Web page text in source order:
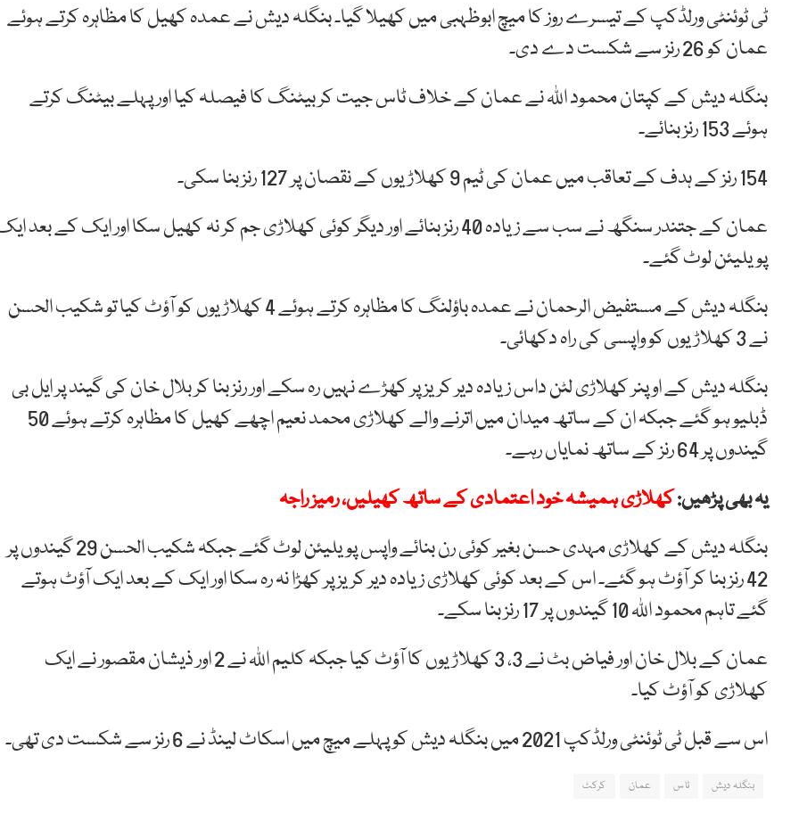
ٹی ٹوئنٹی ورلڈکپ کے تیسرے روز کا میچ ابوظہبی میں کھیلا گیا۔ بنگلہ دیش نے عمدہ کھیل کا مظاہرہ کرتے ہوئے
عمان کو 26 رنز سے شکست دے دی۔
بنگلہ دیش کے کپتان محمود اللہ نے عمان کے خلاف ٹاس جیت کر بیٹنگ کا فیصلہ کیا اور پہلے بیٹنگ کرتے
ہوئے 153 رنز بنائے۔
154 رنز کے ہدف کے تعاقب میں عمان کی ٹیم 9 کھلاڑیوں کے نقصان پر 127 رنز بنا سکی۔
عمان کے جتندر سنگھ نے سب سے زیادہ 40 رنز بنائے اور دیگر کوئی کھلاڑی جم کر نہ کھیل سکا اور ایک کے بعد
پویلیئن لوٹ گئے۔
بنگلہ دیش کے مستفیض الرحمان نے عمدہ باؤلنگ کا مظاہرہ کرتے ہوئے 4 کھلاڑیوں کو آؤٹ کیا تو شکیب الحسن
نے 3 کھلاڑیوں کو واپسی کی راہ دکھائی۔
بنگلہ دیش کے اوپنر کھلاڑی لٹن داس زیادہ دیر کریز پر کھڑے نہیں رہ سکے اور رنز بنا کر بلال خان کی گیند پر ایل بی
ڈبلیو ہو گئے جبکہ ان کے ساتھ میدان میں اترنے والے کھلاڑی محمد نعیم اچھے کھیل کا مظاہرہ کرتے ہوئے 50
گیندوں پر 64 رنز کے ساتھ نمایاں رہے۔
یہ بھی پڑھیں:کھلاڑی ہمیشہ خود اعتمادی کے ساتھ کھیلیں، رمیز راجہ
بنگلہ دیش کے کھلاڑی مہدی حسن بغیر کوئی رن بنائے واپس پویلیئن لوٹ گئے جبکہ شکیب الحسن 29 گیندوں پر
42 رنز بنا کر آؤٹ ہو گئے۔ اس کے بعد کوئی کھلاڑی زیادہ دیر کریز پر کھڑا نہ رہ سکا اور ایک کے بعد ایک آؤٹ ہوتے
گئے تاہم محمود اللہ 10 گیندوں پر 17 رنز بنا سکے۔
عمان کے بلال خان اور فیاض بٹ نے 3، 3 کھلاڑیوں کا آؤٹ کیا جبکہ کلیم اللہ نے 2 اور ذیشان مقصور نے ایک
کھلاڑی کو آؤٹ کیا۔
اس سے قبل ٹی ٹوئنٹی ورلڈکپ 2021 میں بنگلہ دیش کو پہلے میچ میں اسکاٹ لینڈ نے 6 رنز سے شکست دی تھی۔
بنگلہ دیش ٹاس عمان کرکٹ